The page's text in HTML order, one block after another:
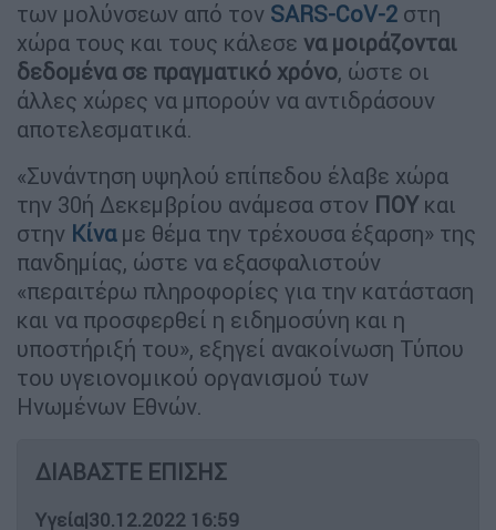
των μολύνσεων από τον SARS-CoV-2 στη
χώρα τους και τους κάλεσε να μοιράζονται
δεδομένα σε πραγματικό χρόνο, ώστε οι
άλλες χώρες να μπορούν να αντιδράσουν
αποτελεσματικά.
«Συνάντηση υψηλού επίπεδου έλαβε χώρα
την 30ή Δεκεμβρίου ανάμεσα στον ΠΟΥκαι
στην Κίνα με θέμα την τρέχουσα έξαρση» της
πανδημίας, ώστε να εξασφαλιστούν
«περαιτέρω πληροφορίες για την κατάσταση
και να προσφερθεί η ειδημοσύνη και η
υποστήριξή του», εξηγεί ανακοίνωση Τύπου
του υγειονομικού οργανισμού των
Ηνωμένων Εθνών.
ΔΙΑΒΑΣΤΕ ΕΠΙΣΗΣ
Υγεία|30.12.2022 16:59